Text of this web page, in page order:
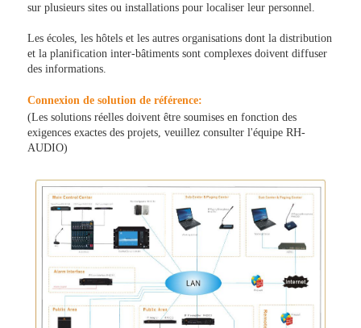
sur plusieurs sites ou installations pour localiser leur personnel.
Les écoles, les hôtels et les autres organisations dont la distribution
et la planification inter-bâtiments sont complexes doivent diffuser
des informations.
Connexion de solution de référence:
(Les solutions réelles doivent être soumises en fonction des
exigences exactes des projets, veuillez consulter l'équipe RH-
AUDIO)